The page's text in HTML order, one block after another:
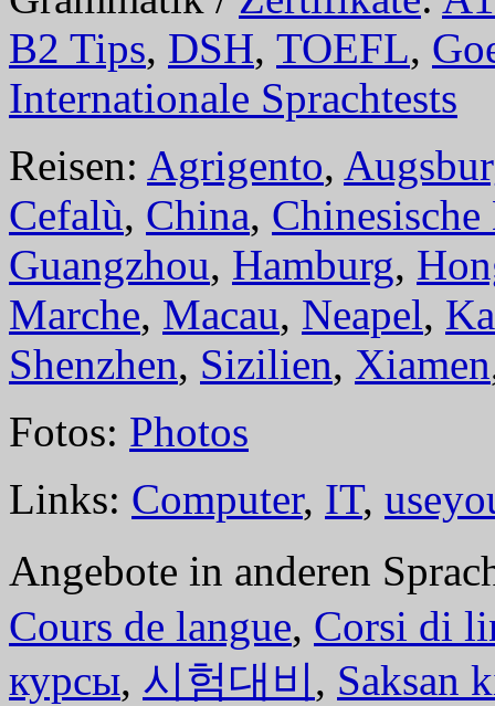
B2 Tips, DSH, TOEFL,
Internationale Sprachtests
Reisen: Agrigento,
Cefalù, China, Chinesische
Guangzhou, Hamburg,
Marche, Macau, Neapel,
Shenzhen, Sizilien, Xiamen
Fotos: Photos
Links: Computer, IT,
Angebote in anderen
Cours de langue, Corsi di
курсы, 시험대비, Saksan